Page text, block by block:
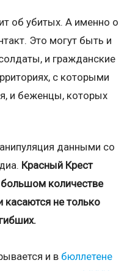
об убитых. А именно о
Это могут быть и
и гражданские
с которыми
и беженцы, которых
данными со
Красный Крест
большом количестве
касаются не только
и в бюллетене